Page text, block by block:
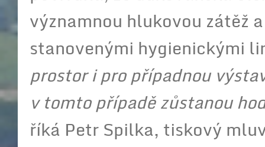
významnou hlukovou zátěž
stanovenými hygienickými
prostor i pro případnou
v tomto případě zůstanou
říká Petr Spilka, tiskový